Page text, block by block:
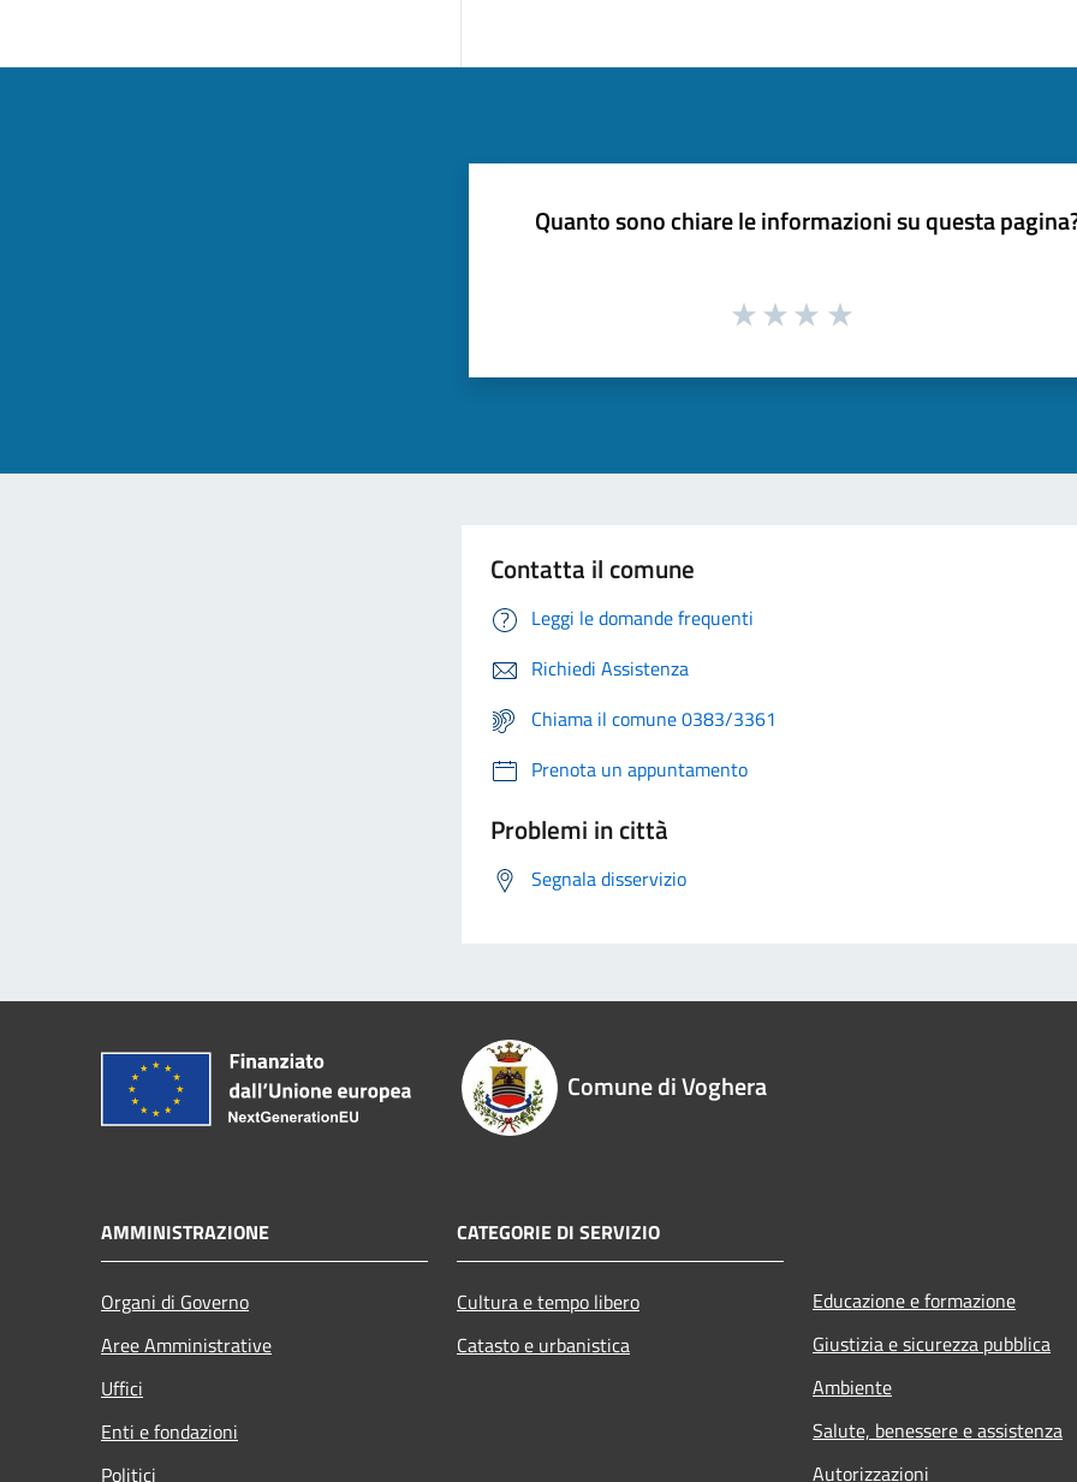
Quanto sono chiare le informazioni su questa
Contatta il comune
Leggi le domande frequenti
Richiedi Assistenza
Chiama il comune 0383/3361
Prenota un appuntamento
Problemi in città
Segnala disservizio
Comune di Voghera
AMMINISTRAZIONE
Organi di Governo
Aree Amministrative
Uffici
Enti e fondazioni
Politici
CATEGORIE DI SERVIZIO
Cultura e tempo libero
Catasto e urbanistica
Educazione e formazione
Giustizia e sicurezza pubblica
Ambiente
Salute, benessere e assistenza
Autorizzazioni